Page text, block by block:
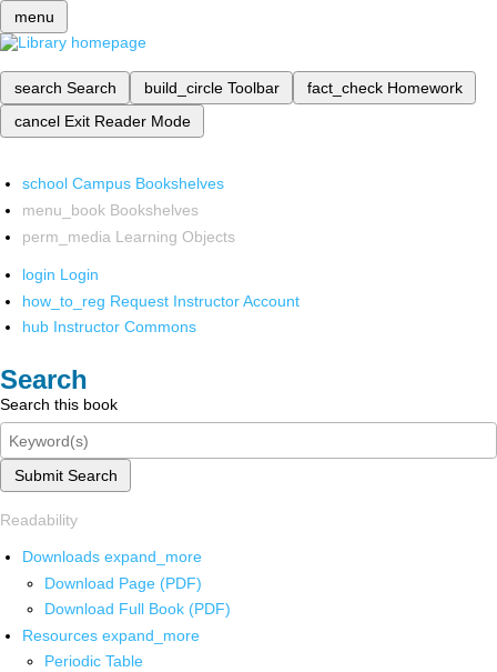
menu
search Search build_circle Toolbar fact_check Homework
cancel Exit Reader Mode
school Campus Bookshelves
menu_book Bookshelves
perm_media Learning Objects
login Login
how_to_reg Request Instructor Account
hub Instructor Commons
Search
Search this book
Submit Search
Readability
Downloads expand_more
Download Page (PDF)
Download Full Book (PDF)
Resources expand_more
Periodic Table